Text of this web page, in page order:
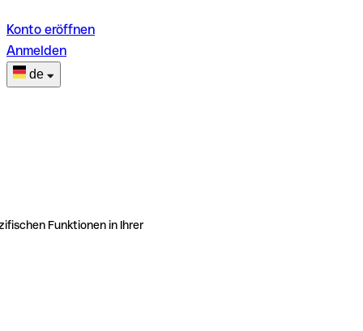
Konto eröffnen
Anmelden
de
Funktionen in Ihrer